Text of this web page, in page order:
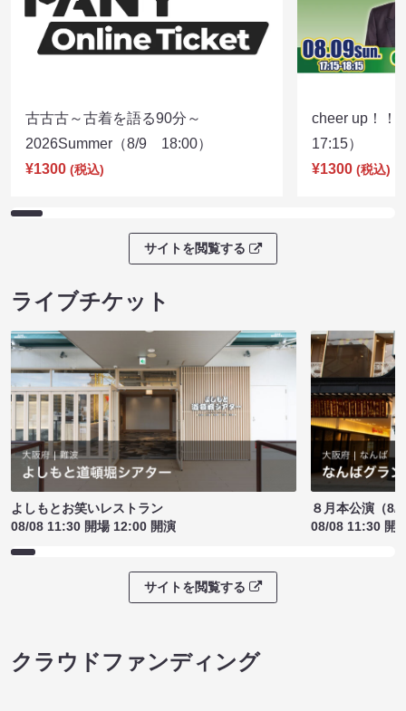
古古古～古着を語る90分～
2026Summer（8/9 18:00）
¥1300 (税込)
cheer up！
17:15）
¥1300 (税込)
サイトを閲覧する
ライブチケット
よしもとお笑いレストラン
08/08 11:30 開場 12:00 開演
８月本公演（8/
08/08 11:30 開
サイトを閲覧する
クラウドファンディング